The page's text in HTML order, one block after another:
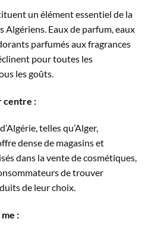
un élément essentiel de la
Algériens. Eaux de parfum, eaux
parfumés aux fragrances
pour toutes les
les goûts.
centre :
telles qu’Alger,
dense de magasins et
dans la vente de cosmétiques,
de trouver
de leur choix.
: